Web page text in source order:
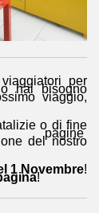
per
hai bisogno
viaggio,
o di fine
del nostro
1 Novembre!
!